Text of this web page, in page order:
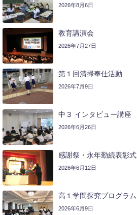
2026年8月6日
教育講演会
2026年7月27日
第１回清掃奉仕活動
2026年7月9日
中３ インタビュー講座
2026年6月26日
感謝祭・永年勤続表彰式
2026年6月12日
高１学問探究プログラム
2026年6月9日